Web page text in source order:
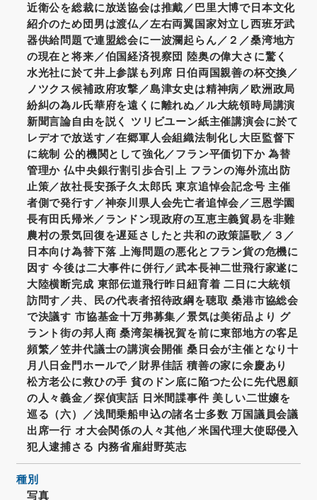
近衛公を総裁に放送協会は推戴／巴里大博で日本文化
紹介のため団男は渡仏／左右両翼国家対立し西班牙武
器供給問題で連盟総会に一波瀾起らん／２／桑湾地方
の現在と将来／伯国経済視察団 陸奥の偉大さに驚く
水光社に於て井上参謀も列席 日伯両国親善の杯交換／
ノツクス候補政府攻撃／島津女史は精神病／欧洲政局
紛糾の為ル氏華府を遠くに離れぬ／ル大統領時局講演
新聞言論自由を説く ツリビユーン紙主催講演会に於て
レデオで放送す／在郷軍人会組織法制化し大臣監督下
に統制 公的機関として強化／フラン平価切下か 為替
管理か 仏中央銀行割引歩合引上 フランの海外流出防
止策／故社長安孫子久太郎氏 東京追悼会記念号 主催
者側で発行す／神奈川県人会先亡者追悼会／三恩学園
長有田氏帰米／ランドン現政府の互恵主義貿易を非難
農村の景気回復を遅延さしたと共和の政策謳歌／３／
日本向け為替下落 上海問題の悪化とフラン貨の危機に
因す 今後は二大事件に併行／武本長神二世飛行家遂に
大陸横断完成 東部伝道飛行昨日紐育着 二日に大統領
訪問す／共、民の代表者招待政綱を聴取 桑港市協総会
で決議す 市協基金十万弗募集／景気は美術品より グ
ラント街の邦人商 桑湾架橋祝賀を前に東部地方の客足
頻繁／笠井代議士の講演会開催 桑日会が主催となり十
月八日金門ホールで／財界佳話 積善の家に余慶あり
松方老公に救ひの手 貧のドン底に陥つた公に先代恩顧
の人々義金／探偵実話 日米間諜事件 美しい二世嬢を
巡る（六）／浅間乗船申込の諸名士多数 万国議員会議
出席一行 オ大会関係の人々其他／米国代理大使邸侵入
犯人逮捕さる 内務省雇紺野英志
種別
写真